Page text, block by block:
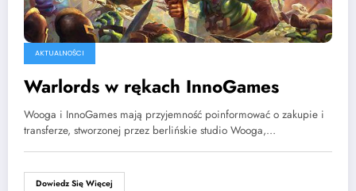
AKTUALNOŚCI
Warlords w rękach InnoGames
Wooga i InnoGames mają przyjemność poinformować o zakupie i
transferze, stworzonej przez berlińskie studio Wooga,…
Dowiedz Się Więcej